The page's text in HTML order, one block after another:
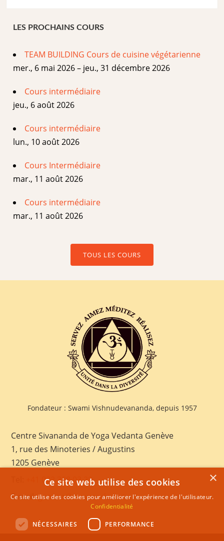
LES PROCHAINS COURS
TEAM BUILDING Cours de cuisine végétarienne
mer., 6 mai 2026 – jeu., 31 décembre 2026
Cours intermédiaire
jeu., 6 août 2026
Cours intermédiaire
lun., 10 août 2026
Cours Intermédiaire
mar., 11 août 2026
Cours intermédiaire
mar., 11 août 2026
TOUS LES COURS
Fondateur : Swami Vishnudevananda, depuis 1957
Centre Sivananda de Yoga Vedanta Genève
1, rue des Minoteries / Augustins
1205 Genève
+41 022 328 03 28
E-mail:geneva@sivananda.net
×
Ce site web utilise des cookies
Ce site utilise des cookies pour améliorer l'expérience de l'utilisateur.
Confidentialité
NÉCESSAIRES PERFORMANCE